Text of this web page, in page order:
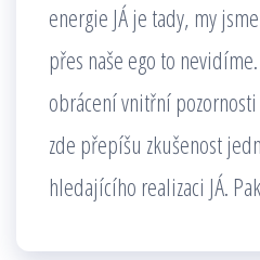
energie JÁ je tady, my
přes naše ego to
obrácení vnitřní
zde přepíšu zkušenost
hledajícího realizaci JÁ.